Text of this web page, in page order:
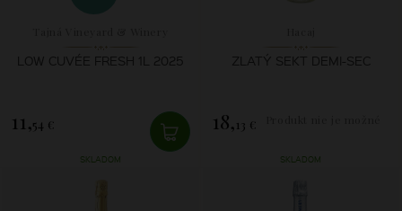
LOW CUVÉE FRESH 1L 2025
11,54 €
SKLADOM
ZLATÝ SEKT DEMI-SEC
18, 13 €
SKLADOM